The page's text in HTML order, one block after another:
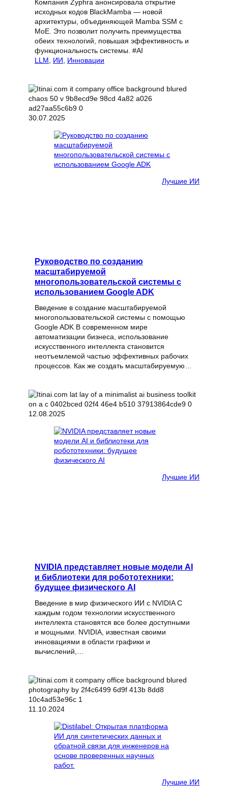
Компания Zyphra анонсировала открытие
исходных кодов BlackMamba — новой
архитектуры, объединяющей Mamba SSM с
MoE. Это позволит получить преимущества
обеих технологий, повышая эффективность и
функциональность системы. #AI
LLM, ИИ, Инновации
30.07.2025
Лучшие ИИ
Руководство по созданию
масштабируемой
многопользовательской системы с
использованием Google ADK
Введение в создание масштабируемой
многопользовательской системы с помощью
Google ADK В современном мире
автоматизации бизнеса, использование
искусственного интеллекта становится
неотъемлемой частью эффективных рабочих
процессов. Как же создать масштабируемую…
12.08.2025
Лучшие ИИ
NVIDIA представляет новые модели AI
и библиотеки для робототехники:
будущее физического AI
Введение в мир физического ИИ с NVIDIA С
каждым годом технологии искусственного
интеллекта становятся все более доступными
и мощными. NVIDIA, известная своими
инновациями в области графики и
вычислений,…
11.10.2024
Лучшие ИИ